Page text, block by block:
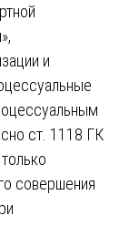
и
ст. 1118 ГК
совершения